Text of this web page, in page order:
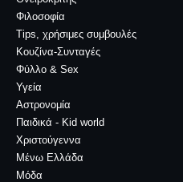
Φιλοσοφία
Tips, χρήσιμες συμβουλές
Κουζίνα-Συνταγές
Φύλλο & Sex
Υγεία
Αστρονομία
Παιδικά - Kid world
Χριστούγεννα
Μένω Ελλάδα
Μόδα